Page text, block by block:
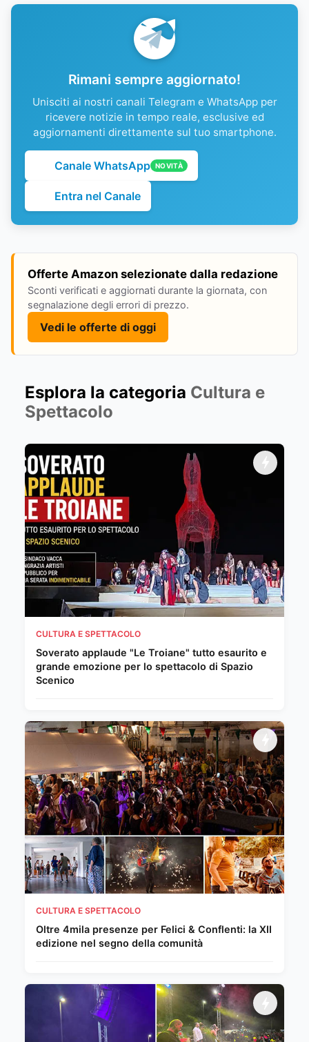
Rimani sempre aggiornato!
Unisciti ai nostri canali Telegram e WhatsApp per
ricevere notizie in tempo reale, esclusive ed
aggiornamenti direttamente sul tuo smartphone.
Canale WhatsApp NOVITÀ
Entra nel Canale
Offerte Amazon selezionate dalla redazione
Sconti verificati e aggiornati durante la giornata, con
segnalazione degli errori di prezzo.
Vedi le offerte di oggi
Esplora la categoria Cultura e
Spettacolo
CULTURA E SPETTACOLO
Soverato applaude "Le Troiane" tutto esaurito e
grande emozione per lo spettacolo di Spazio
Scenico
CULTURA E SPETTACOLO
Oltre 4mila presenze per Felici & Conflenti: la XII
edizione nel segno della comunità